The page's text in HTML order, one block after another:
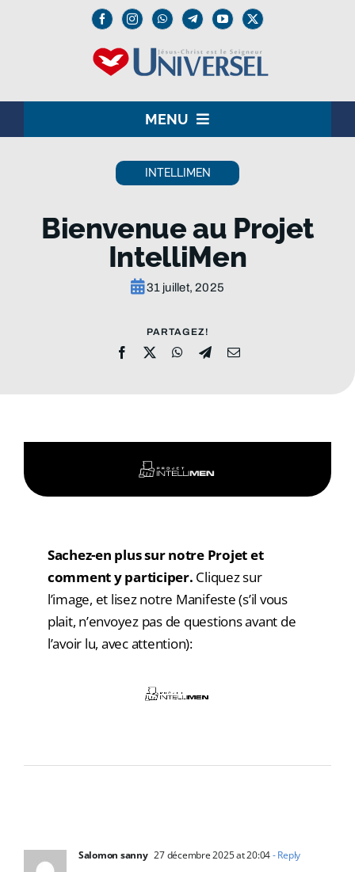
MENU
INSTITUTION
INTELLIMEN
Bienvenue au Projet
IntelliMen
31 juillet, 2025
PARTAGEZ!
Sachez-en plus sur notre Projet et
comment y participer. Cliquez sur
l’image, et lisez notre Manifeste (s’il vous
plait, n’envoyez pas de questions avant de
l’avoir lu, avec attention):
Salomon sanny 27 décembre 2025 at 20:04- Reply